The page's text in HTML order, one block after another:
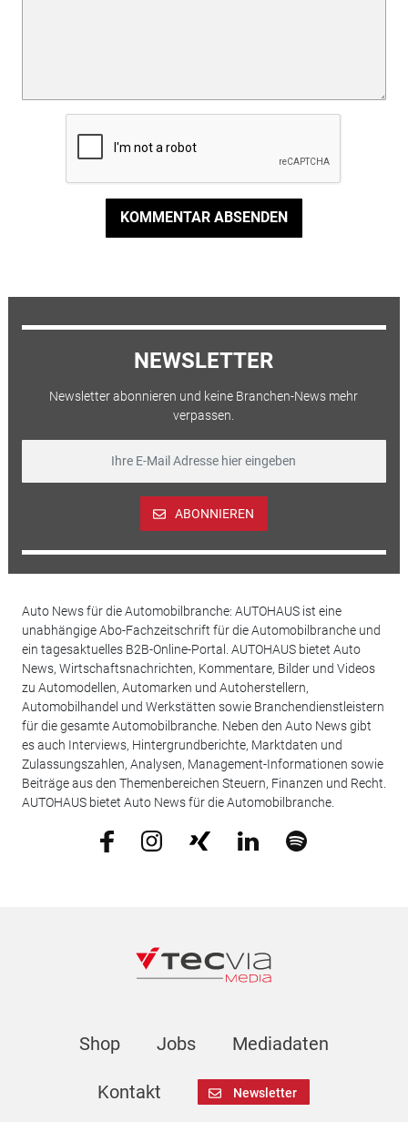
KOMMENTAR ABSENDEN
NEWSLETTER
Newsletter abonnieren und keine Branchen-News mehr
verpassen.
ABONNIEREN
Auto News für die Automobilbranche: AUTOHAUS ist eine
unabhängige Abo-Fachzeitschrift für die Automobilbranche und
ein tagesaktuelles B2B-Online-Portal. AUTOHAUS bietet Auto
News, Wirtschaftsnachrichten, Kommentare, Bilder und Videos
zu Automodellen, Automarken und Autoherstellern,
Automobilhandel und Werkstätten sowie Branchendienstleistern
für die gesamte Automobilbranche. Neben den Auto News gibt
es auch Interviews, Hintergrundberichte, Marktdaten und
Zulassungszahlen, Analysen, Management-Informationen sowie
Beiträge aus den Themenbereichen Steuern, Finanzen und Recht.
AUTOHAUS bietet Auto News für die Automobilbranche.
Shop Jobs Mediadaten
Kontakt Newsletter